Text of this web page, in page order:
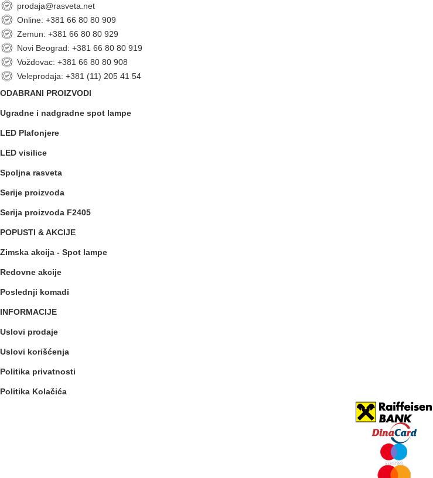
prodaja@rasveta.net
Online: +381 66 80 80 909
Zemun: +381 66 80 80 929
Novi Beograd: +381 66 80 80 919
Voždovac: +381 66 80 80 908
Veleprodaja: +381 (11) 205 41 54
ODABRANI PROIZVODI
Ugradne i nadgradne spot lampe
LED Plafonjere
LED visilice
Spoljna rasveta
Serije proizvoda
Serija proizvoda F2405
POPUSTI & AKCIJE
Zimska akcija - Spot lampe
Redovne akcije
Poslednji komadi
INFORMACIJE
Uslovi prodaje
Uslovi korišćenja
Politika privatnosti
Politika Kolačića